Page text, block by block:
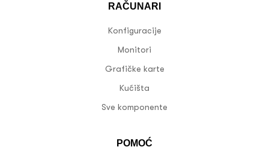
RAČUNARI
Konfiguracije
Monitori
Grafičke karte
Kućišta
Sve komponente
POMOĆ